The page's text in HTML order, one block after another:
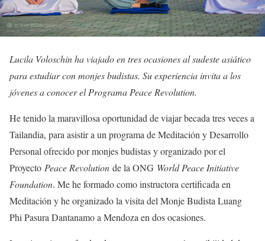
Lucila Voloschin ha viajado en tres ocasiones al sudeste asiático
para estudiar con monjes budistas. Su experiencia invita a los
jóvenes a conocer el Programa Peace Revolution.
He tenido la maravillosa oportunidad de viajar becada tres veces a
Tailandia, para asistir a un programa de Meditación y Desarrollo
Personal ofrecido por monjes budistas y organizado por el
Proyecto Peace Revolution de la ONG World Peace Initiative
Foundation. Me he formado como instructora certificada en
Meditación y he organizado la visita del Monje Budista Luang
Phi Pasura Dantanamo a Mendoza en dos ocasiones.